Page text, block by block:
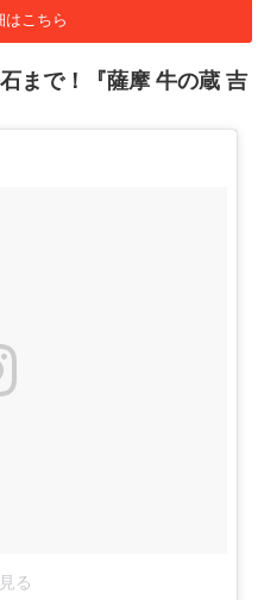
はこちら
まで！『薩摩 牛の蔵 吉
る